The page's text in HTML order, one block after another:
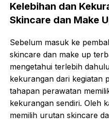
Kelebihan dan
Skincare dan Make
Sebelum masuk ke
skincare dan make up
mengetahui terlebih
kekurangan dari kegiatan
tahapan perawatan
kekurangan sendiri. Oleh
memilih urutan skincare